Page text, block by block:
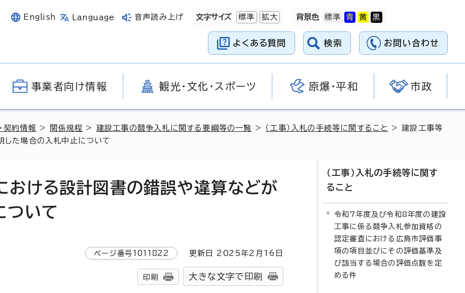
English Language 音声読み上げ 文字サイズ 標準 拡大 背景色
よくある質問 検索 お問い合わせ
事業者向け情報 観光・文化・スポーツ 原爆・平和 市政
契約情報 > 関係規程 > 建設工事の競争入札に関する要綱等の一覧 > （工事）入札の手続等に関すること
> 建設工事等
した場合の入札中止について
おける設計図書の錯誤や違算などが
ついて
ページ番号1011822 更新日 2025年2月 16 日
印刷 大きな文字で印刷
（工事）入札の手続等に関す
ること
令和7年度及び令和8年度の建設
工事に係る競争入札参加資格の
認定審査における広島市評価事
項の項目並びにその評価基準及
び該当する場合の評価点数を定
める件